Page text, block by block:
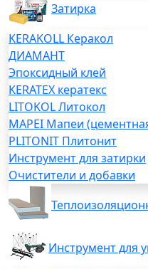
Затирка
KERAKOLL Керакол
ДИАМАНТ
Эпоксидный клей
KERATEX кератекс
LITOKOL Литокол
MAPEI Мапеи
PLITONIT Плитонит
Инструмент для затирки
Очистители и добавки
Инструмент для